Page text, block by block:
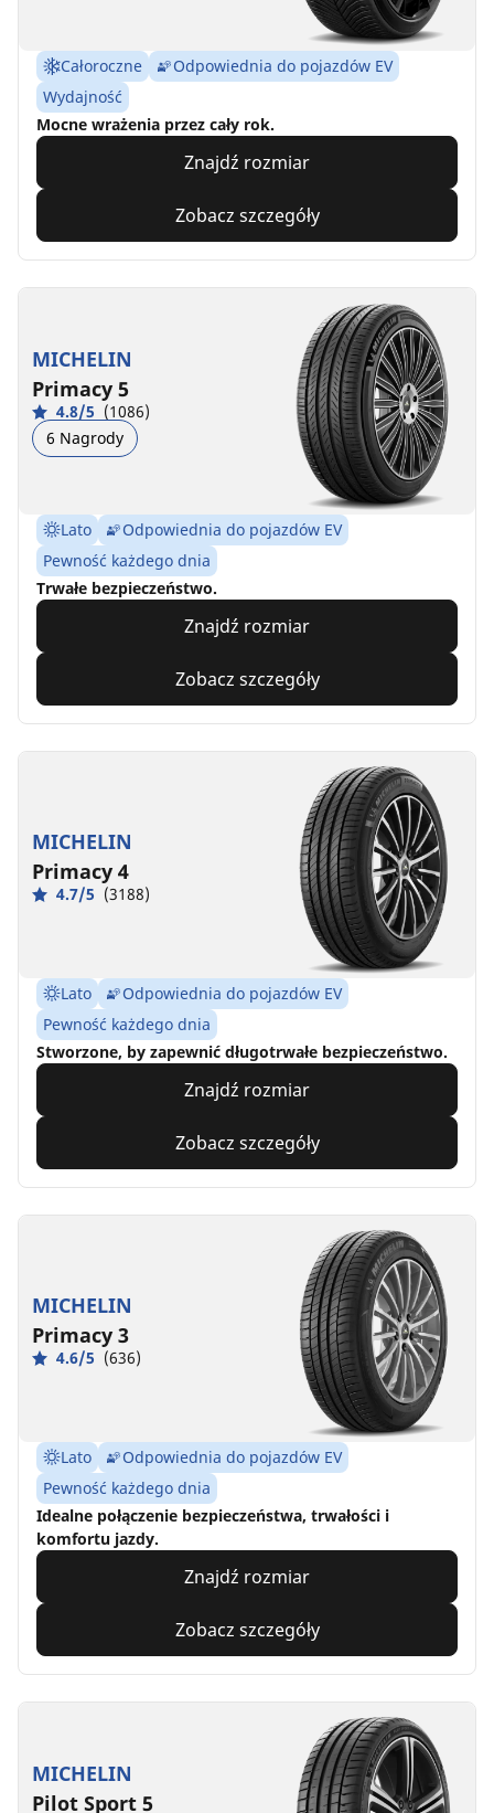
Całoroczne
Odpowiednia do pojazdów EV
Wydajność
Mocne wrażenia przez cały rok.
Znajdź rozmiar
Zobacz szczegóły
MICHELIN
Primacy 5
4.8/5 (1086)
6 Nagrody
Lato
Odpowiednia do pojazdów EV
Pewność każdego dnia
Trwałe bezpieczeństwo.
Znajdź rozmiar
Zobacz szczegóły
MICHELIN
Primacy 4
4.7/5 (3188)
Lato
Odpowiednia do pojazdów EV
Pewność każdego dnia
Stworzone, by zapewnić długotrwałe bezpieczeństwo.
Znajdź rozmiar
Zobacz szczegóły
MICHELIN
Primacy 3
4.6/5 (636)
Lato
Odpowiednia do pojazdów EV
Pewność każdego dnia
Idealne połączenie bezpieczeństwa, trwałości i
komfortu jazdy.
Znajdź rozmiar
Zobacz szczegóły
MICHELIN
Pilot Sport 5